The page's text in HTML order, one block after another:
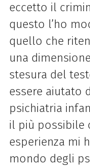
eccetto il
questo l’ho
quello che
una
stesura del
essere aiutato
psichiatria
il più possibile
esperienza mi
mondo degli